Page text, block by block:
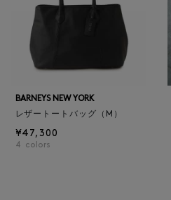
BARNEYS NEW YORK
レザートートバッグ（M）
¥47,300
4 colors